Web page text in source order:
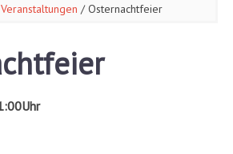
Veranstaltungen /Osternachtfeier